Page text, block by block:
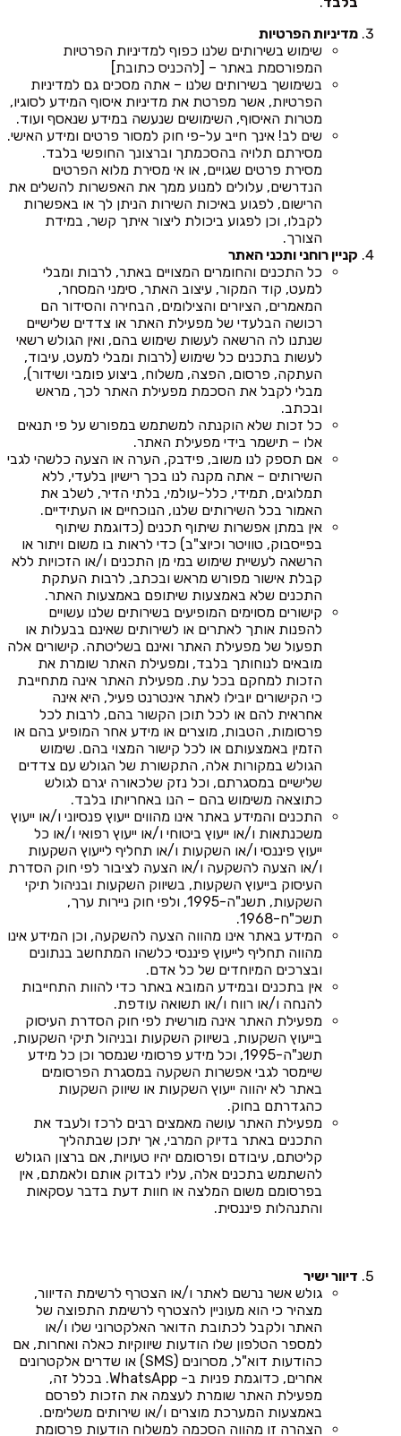
מדיניות הפרטיות
שימוש בשירותים שלנו כפוף למדיניות הפרטיות
המפורסמת באתר – [להכניס כתובת]
בשימושך בשירותים שלנו – אתה מסכים גם למדיניות
הפרטיות, אשר מפרטת את מדיניות איסוף המידע לסוגיו,
מטרות האיסוף, השימושים שנעשה במידע שנאסף ועוד.
שים לב! אינך חייב על-פי חוק למסור פרטים ומידע האישי.
מסירתם תלויה בהסכמתך וברצונך החופשי בלבד.
מסירת פרטים שגויים, או אי מסירת מלוא הפרטים
הנדרשים, עלולים למנוע ממך את האפשרות להשלים את
הרישום, לפגוע באיכות השירות הניתן לך או באפשרות
לקבלו, וכן לפגוע ביכולת ליצור איתך קשר, במידת
הצורך.
קניין רוחני ותכני האתר
כל התכנים והחומרים המצויים באתר, לרבות ומבלי
למעט, קוד המקור, עיצוב האתר, סימני המסחר,
המאמרים, הציורים והצילומים, הבחירה והסידור הם
רכושה הבלעדי של מפעילת האתר או צדדים שלישיים
שנתנו לה הרשאה לעשות שימוש בהם, ואין הגולש רשאי
לעשות בתכנים כל שימוש (לרבות ומבלי למעט, עיבוד,
העתקה, פרסום, הפצה, משלוח, ביצוע פומבי ושידור),
מבלי לקבל את הסכמת מפעילת האתר לכך, מראש
ובכתב.
כל זכות שלא הוקנתה למשתמש במפורש על פי תנאים
אלו – תישמר בידי מפעילת האתר.
אם תספק לנו משוב, פידבק, הערה או הצעה כלשהי לגבי
השירותים – אתה מקנה לנו בכך רישיון בלעדי, ללא
תמלוגים, תמידי, כלל-עולמי, בלתי הדיר, לשלב את
האמור בכל השירותים שלנו, הנוכחיים או העתידיים.
אין במתן אפשרות שיתוף תכנים (כדוגמת שיתוף
בפייסבוק, טוויטר וכיוצ"ב) כדי לראות בו משום ויתור או
הרשאה לעשיית שימוש במי מן התכנים ו/או הזכויות ללא
קבלת אישור מפורש מראש ובכתב, לרבות העתקת
התכנים שלא באמצעות שיתופם באמצעות האתר.
קישורים מסוימים המופיעים בשירותים שלנו עשויים
להפנות אותך לאתרים או לשירותים שאינם בבעלות או
תפעול של מפעילת האתר ואינם בשליטתה. קישורים אלה
מובאים לנוחותך בלבד, ומפעילת האתר שומרת את
הזכות למחקם בכל עת. מפעילת האתר אינה מתחייבת
כי הקישורים יובילו לאתר אינטרנט פעיל, היא אינה
אחראית להם או לכל תוכן הקשור בהם, לרבות לכל
פרסומות, הטבות, מוצרים או מידע אחר המופיע בהם או
הזמין באמצעותם או לכל קישור המצוי בהם. שימוש
הגולש במקורות אלה, התקשורת של הגולש עם צדדים
שלישיים במסגרתם, וכל נזק שלכאורה יגרם לגולש
כתוצאה משימוש בהם – הנו באחריותו בלבד.
התכנים והמידע באתר אינו מהווים ייעוץ פנסיוני ו/או ייעוץ
משכנתאות ו/או ייעוץ ביטוחי ו/או ייעוץ רפואי ו/או כל
ייעוץ פיננסי ו/או השקעות ו/או תחליף לייעוץ השקעות
ו/או הצעה להשקעה ו/או הצעה לציבור לפי חוק הסדרת
העיסוק בייעוץ השקעות, בשיווק השקעות ובניהול תיקי
השקעות, תשנ"ה-1995, ולפי חוק ניירות ערך,
תשכ"ח-1968.
המידע באתר אינו מהווה הצעה להשקעה, וכן המידע אינו
מהווה תחליף לייעוץ פיננסי כלשהו המתחשב בנתונים
ובצרכים המיוחדים של כל אדם.
אין בתכנים ובמידע המובא באתר כדי להוות התחייבות
להנחה ו/או רווח ו/או תשואה עודפת.
מפעילת האתר אינה מורשית לפי חוק הסדרת העיסוק
בייעוץ השקעות, בשיווק השקעות ובניהול תיקי השקעות,
תשנ"ה-1995, וכל מידע פרסומי שנמסר וכן כל מידע
שיימסר לגבי אפשרות השקעה במסגרת הפרסומים
באתר לא יהווה ייעוץ השקעות או שיווק השקעות
כהגדרתם בחוק.
מפעילת האתר עושה מאמצים רבים לרכז ולעבד את
התכנים באתר בדיוק המרבי, אך יתכן שבתהליך
קליטתם, עיבודם ופרסומם יהיו טעויות, אם ברצון הגולש
להשתמש בתכנים אלה, עליו לבדוק אותם ולאמתם, אין
בפרסומם משום המלצה או חוות דעת בדבר עסקאות
והתנהלות פיננסית.
דיוור ישיר
גולש אשר נרשם לאתר ו/או הצטרף לרשימת הדיוור,
מצהיר כי הוא מעוניין להצטרף לרשימת התפוצה של
האתר ולקבל לכתובת הדואר האלקטרוני שלו ו/או
למספר הטלפון שלו הודעות שיווקיות כאלה ואחרות, אם
כהודעות דוא"ל, מסרונים (SMS) או שדרים אלקטרונים
אחרים, כדוגמת פניות ב- WhatsApp. בכלל זה,
מפעילת האתר שומרת לעצמה את הזכות לפרסם
באמצעות המערכת מוצרים ו/או שירותים משלימים.
הצהרה זו מהווה הסכמה למשלוח הודעות פרסומת